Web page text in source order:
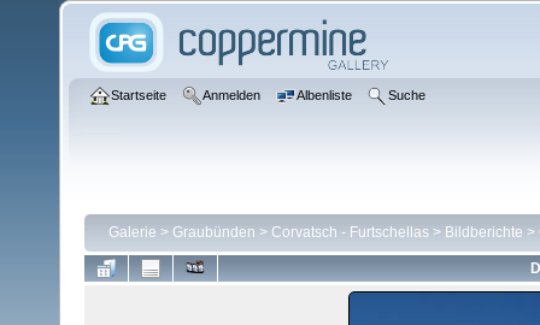
Startseite Anmelden Albenliste Suche
Galerie > Graubünden > Corvatsch - Furtschellas > Bildberichte >